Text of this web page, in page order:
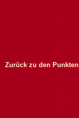
Zurück zu den Punkten